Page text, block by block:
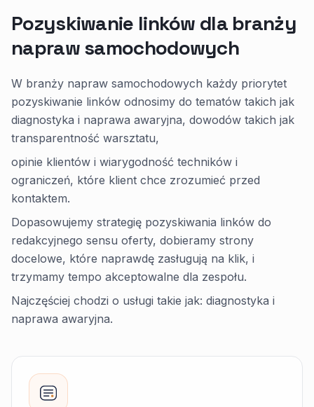
Pozyskiwanie linków dla branży
napraw samochodowych
W branży napraw samochodowych każdy priorytet
pozyskiwanie linków odnosimy do tematów takich jak
diagnostyka i naprawa awaryjna, dowodów takich jak
transparentność warsztatu,
opinie klientów i wiarygodność techników i
ograniczeń, które klient chce zrozumieć przed
kontaktem.
Dopasowujemy strategię pozyskiwania linków do
redakcyjnego sensu oferty, dobieramy strony
docelowe, które naprawdę zasługują na klik, i
trzymamy tempo akceptowalne dla zespołu.
Najczęściej chodzi o usługi takie jak: diagnostyka i
naprawa awaryjna.